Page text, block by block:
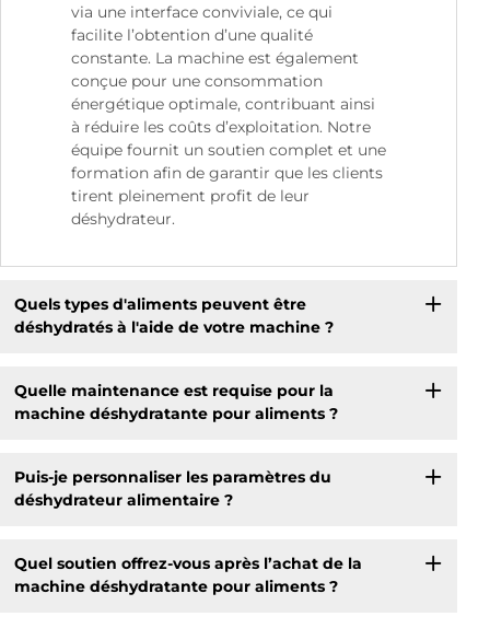
via une interface conviviale, ce qui
facilite l’obtention d’une qualité
constante. La machine est également
conçue pour une consommation
énergétique optimale, contribuant ainsi
à réduire les coûts d’exploitation. Notre
équipe fournit un soutien complet et une
formation afin de garantir que les clients
tirent pleinement profit de leur
déshydrateur.
Quels types d'aliments peuvent être
déshydratés à l'aide de votre machine ?
Quelle maintenance est requise pour la
machine déshydratante pour aliments ?
Puis-je personnaliser les paramètres du
déshydrateur alimentaire ?
Quel soutien offrez-vous après l’achat de la
machine déshydratante pour aliments ?